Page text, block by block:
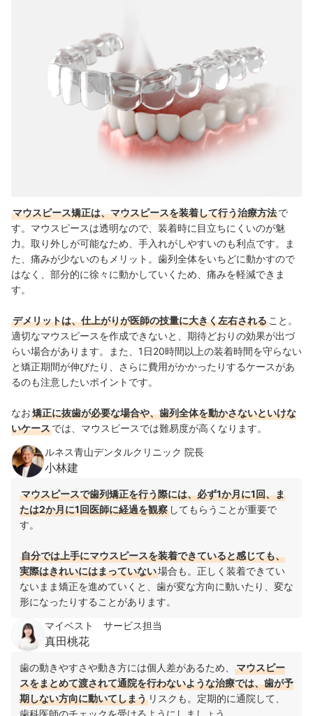
マウスピース矯正は、マウスピースを装着して行う治療方法で
す。マウスピースは透明なので、装着時に目立ちにくいのが魅
力。取り外しが可能なため、手入れがしやすいのも利点です。ま
た、痛みが少ないのもメリット。歯列全体をいちどに動かすので
はなく、部分的に徐々に動かしていくため、痛みを軽減できま
す。
デメリットは、仕上がりが医師の技量に大きく左右される こと。
適切なマウスピースを作成できないと、期待どおりの効果が出づ
らい場合があります。また、1日20時間以上の装着時間を守らない
と矯正期間が伸びたり、さらに費用がかかったりするケースがあ
るのも注意したいポイントです。
なお矯正に抜歯が必要な場合や、歯列全体を動かさないといけな
いケースでは、マウスピースでは難易度が高くなります。
ルネス青山デンタルクリニック 院長
小林建
マウスピースで歯列矯正を行う際には、必ず1か月に1回、ま
たは2か月に1回医師に経過を観察 してもらうことが重要で
す。
自分では上手にマウスピースを装着できていると感じても、
実際はきれいにはまっていない場合も。正しく装着できてい
ないまま矯正を進めていくと、歯が変な方向に動いたり、変な
形になったりすることがあります。
マイベスト サービス担当
真田桃花
歯の動きやすさや動き方には個人差があるため、
マウスピー
スをまとめて渡されて通院を行わないような治療では、歯が予
期しない方向に動いてしまう リスクも。定期的に通院して、